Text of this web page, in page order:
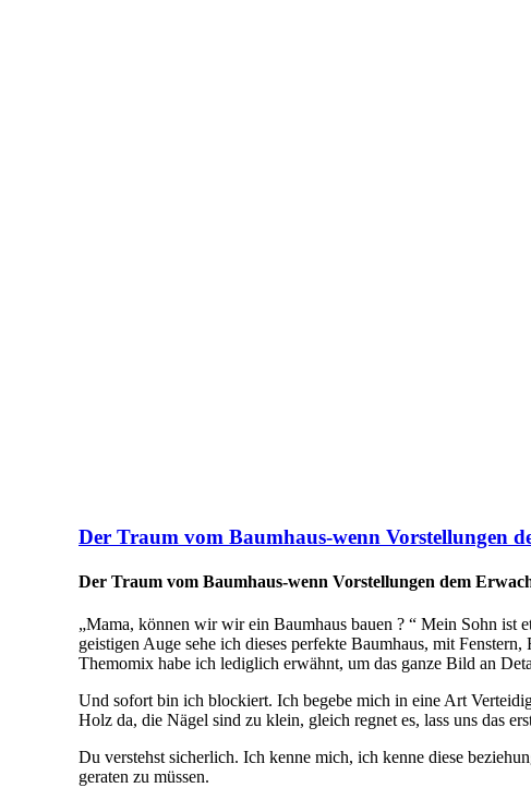
Der Traum vom Baumhaus-wenn Vorstellungen
Der Traum vom Baumhaus-wenn Vorstellungen dem
„Mama, können wir wir ein Baumhaus bauen ? “ Mein Sohn ist
geistigen Auge sehe ich dieses perfekte Baumhaus, mit
Themomix habe ich lediglich erwähnt, um das ganze Bild an
Und sofort bin ich blockiert. Ich begebe mich in eine Art
Holz da, die Nägel sind zu klein, gleich regnet es, lass uns das
Du verstehst sicherlich. Ich kenne mich, ich kenne diese
geraten zu müssen.